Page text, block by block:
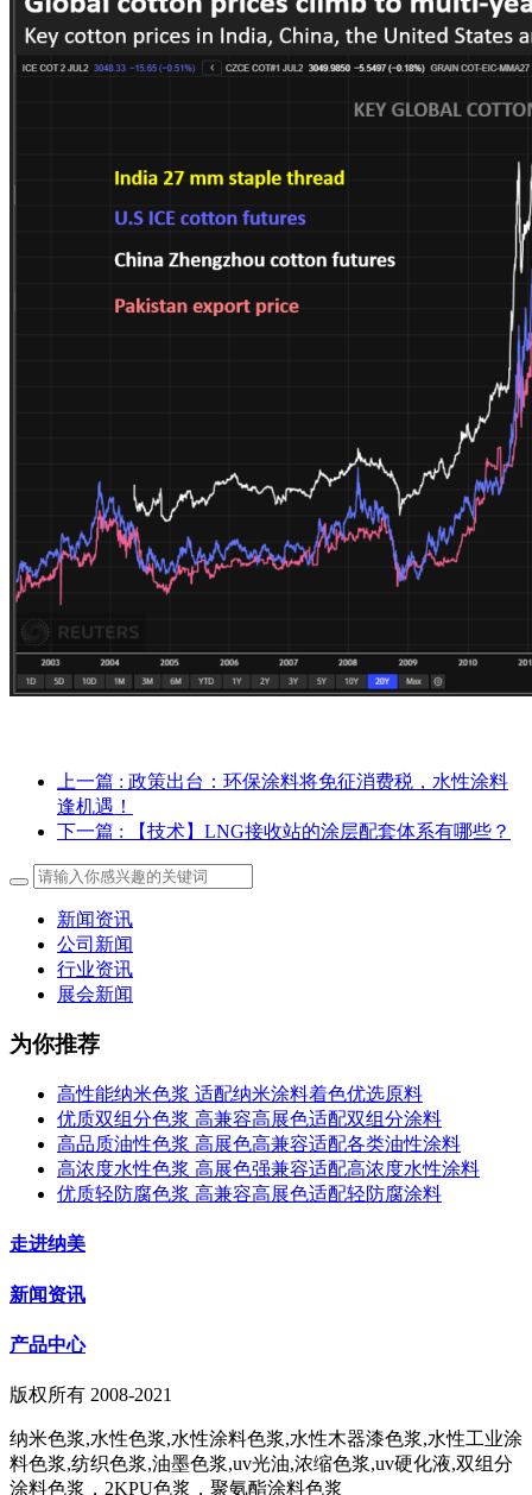
上一篇 : 政策出台：环保涂料将免征消费税，水性涂料
逢机遇！
下一篇 : 【技术】LNG接收站的涂层配套体系有哪些？
新闻资讯
公司新闻
行业资讯
展会新闻
为你推荐
高性能纳米色浆 适配纳米涂料着色优选原料
优质双组分色浆 高兼容高展色适配双组分涂料
高品质油性色浆 高展色高兼容适配各类油性涂料
高浓度水性色浆 高展色强兼容适配高浓度水性涂料
优质轻防腐色浆 高兼容高展色适配轻防腐涂料
走进纳美
新闻资讯
产品中心
版权所有 2008-2021
纳米色浆,水性色浆,水性涂料色浆,水性木器漆色浆,水性工业涂
料色浆,纺织色浆,油墨色浆,uv光油,浓缩色浆,uv硬化液,双组分
涂料色浆，2KPU色浆，聚氨酯涂料色浆